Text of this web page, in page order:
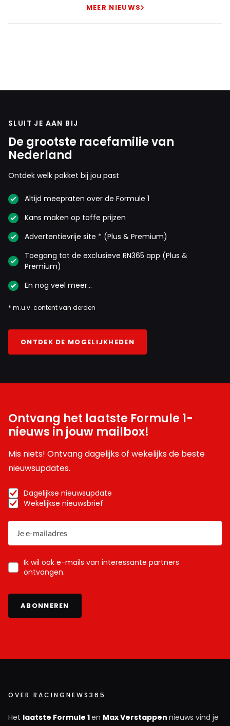
MEER NIEUWS
SLUIT JE AAN BIJ
De grootste racefamilie van
Nederland
Ontdek welk pakket bij jou past
Altijd meepraten over de Formule 1
Kans maken op toffe prijzen
Advertentievrije site * (Plus & Premium)
Toegang tot de exclusieve RN365 app (Plus &
Premium)
En nog veel meer…
* m.u.v. content van derden
ONTDEK DE MOGELIJKHEDEN
Ontvang het laatste Formule 1-
nieuws in jouw mailbox!
Mis niets! Ontvang dagelijks of wekelijks de beste
nieuwsupdates.
Dagelijkse nieuwsupdate
Wekelijkse nieuwsbrief
Ik wil ook e-mails van interessante partners
ontvangen.
ABONNEREN
OVER RACINGNEWS365
Het laatste Formule 1en Max Verstappen nieuws vind je